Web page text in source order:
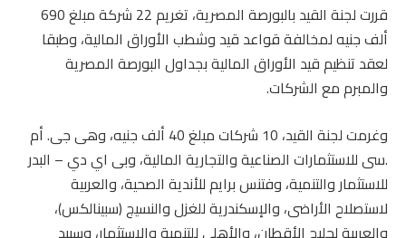
قررت لجنة القيد بالبورصة المصرية، تغريم 22 شركة مبلغ 690
ألف جنيه لمخالفة قواعد قيد وشطب الأوراق المالية، وطبقا
لعقد تنظيم قيد الأوراق المالية بجداول البورصة المصرية
والمبرم مع الشركات.
وغرمت لجنة القيد، 10 شركات مبلغ 40 ألف جنيه، وهى جى. أم
.سى للاستثمارات الصناعية والتجارية المالية، وبى اي دي – البدر
للاستثمار والتنمية، وفتنس برايم للأندية الصحية، والعربية
لاستصلاح الأراضى، والإسكندرية للغزل والنسيج (سبينالكس)،
والعربية لحليج الأقطان، والأهلي للتنمية والاستثمار، وسبيد